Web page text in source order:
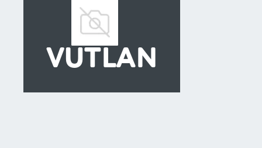
VUTLAN